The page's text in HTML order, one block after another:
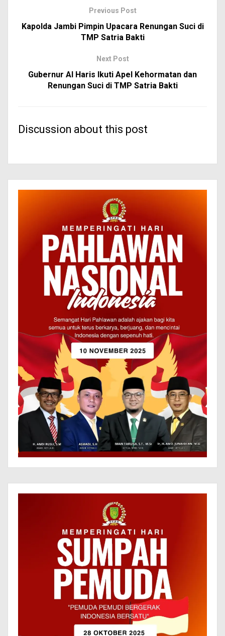
Previous Post
Kapolda Jambi Pimpin Upacara Renungan Suci di
TMP Satria Bakti
Next Post
Gubernur Al Haris Ikuti Apel Kehormatan dan
Renungan Suci di TMP Satria Bakti
Discussion about this post